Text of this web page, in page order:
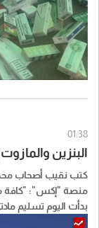
01:38
البنزين
كتب نقيب أصحاب
منصة "إكس": "كافة
بدأت اليوم تسليم
تصل المحروقات الى